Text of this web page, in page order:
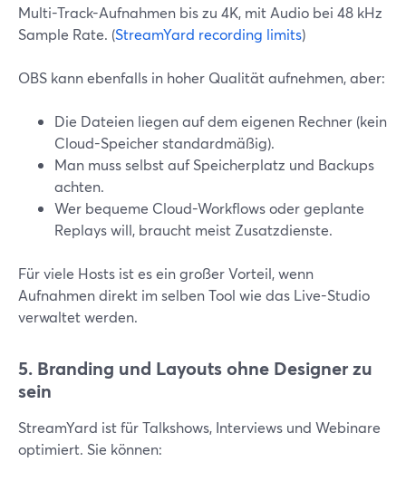
Multi-Track-Aufnahmen bis zu 4K, mit Audio bei 48 kHz
Sample Rate. (StreamYard recording limits)
OBS kann ebenfalls in hoher Qualität aufnehmen, aber:
Die Dateien liegen auf dem eigenen Rechner (kein
Cloud-Speicher standardmäßig).
Man muss selbst auf Speicherplatz und Backups
achten.
Wer bequeme Cloud-Workflows oder geplante
Replays will, braucht meist Zusatzdienste.
Für viele Hosts ist es ein großer Vorteil, wenn
Aufnahmen direkt im selben Tool wie das Live-Studio
verwaltet werden.
5. Branding und Layouts ohne Designer zu
sein
StreamYard ist für Talkshows, Interviews und Webinare
optimiert. Sie können: